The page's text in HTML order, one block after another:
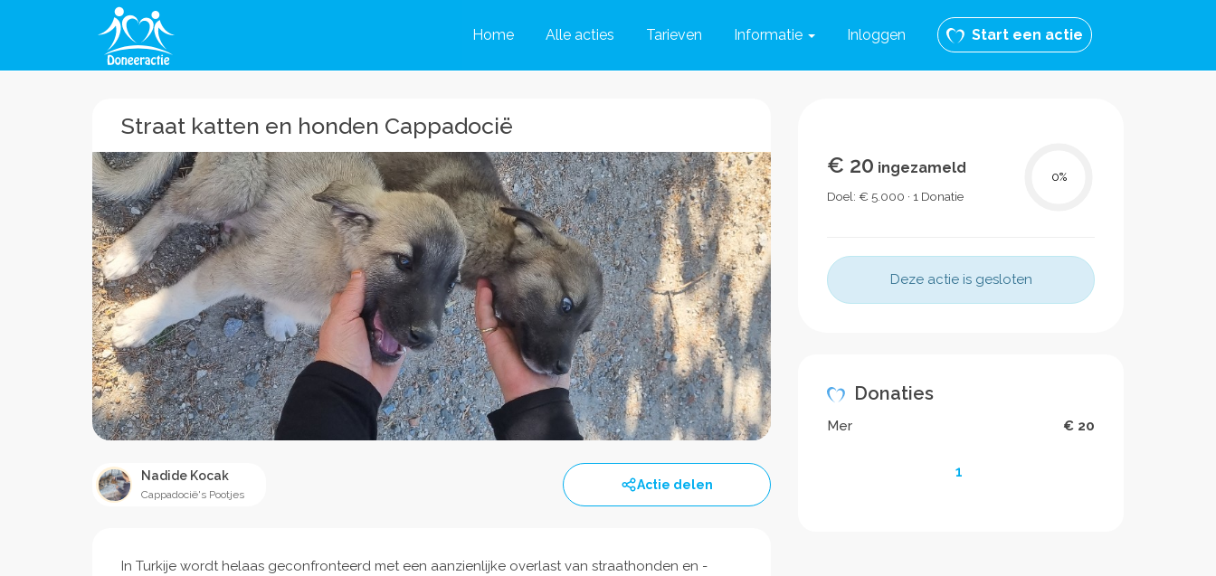
Home Alle acties Tarieven Informatie Inloggen Start een actie
Straat katten en honden Cappadocië
Nadide Kocak
Cappadocië's Pootjes
Actie delen
In Turkije wordt helaas geconfronteerd met een aanzienlijke overlast van straathonden en -
€ 20 ingezameld
Doel: € 5.000 · 1 Donatie
0%
Deze actie is gesloten
Donaties
Mer € 20
1